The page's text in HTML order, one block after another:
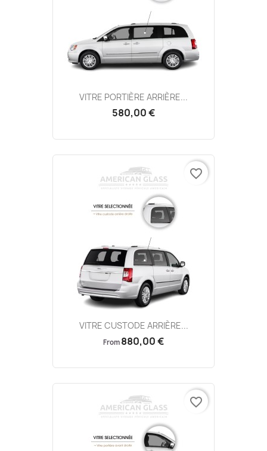
VITRE PORTIÈRE ARRIÈRE...
580,00 €
VITRE CUSTODE ARRIÈRE...
From 880,00 €
favorite_border
favorite_border